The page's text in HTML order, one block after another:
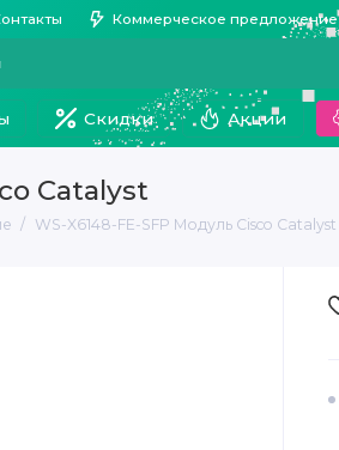
Коммерческое предложение
Скидки Акции
Catalyst
WS-X6148-FE-SFP Модуль Cisco Catalyst